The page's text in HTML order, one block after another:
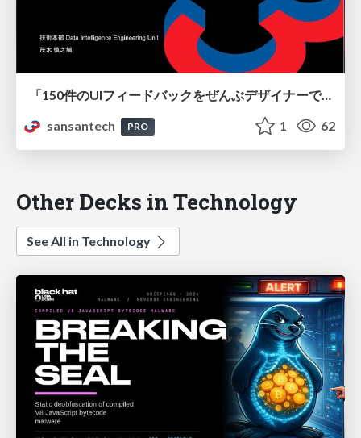
「150件のUIフィードバックをぜんぶデザイナーで直すことにした」の裏側で、エンジニアは何をしていたのか
sansantech
PRO 1 62
Other Decks in Technology
See All in Technology